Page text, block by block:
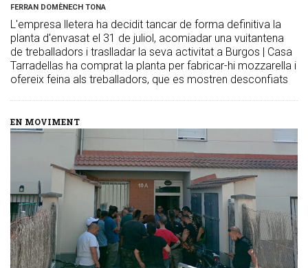
FERRAN DOMÈNECH TONA
L'empresa lletera ha decidit tancar de forma definitiva la
planta d'envasat el 31 de juliol, acomiadar una vuitantena
de treballadors i traslladar la seva activitat a Burgos | Casa
Tarradellas ha comprat la planta per fabricar-hi mozzarella i
ofereix feina als treballadors, que es mostren desconfiats
EN MOVIMENT